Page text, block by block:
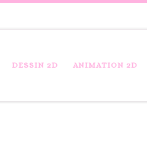
DESSIN 2D ANIMATION 2D